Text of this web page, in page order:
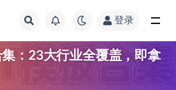
登录
：23大行业全覆盖，即拿